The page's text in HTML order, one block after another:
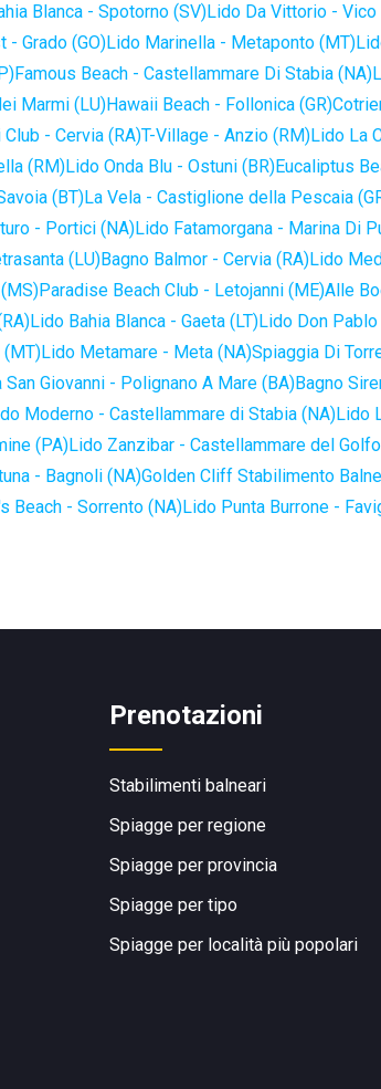
Blanca - Spotorno (SV)Lido Da Vittorio - Vico
- Grado (GO)Lido Marinella - Metaponto (MT)
Famous Beach - Castellammare Di Stabia (NA)
Marmi (LU)Hawaii Beach - Follonica (GR)
Club - Cervia (RA)T-Village - Anzio (RM)Lido La
(RM)Lido Onda Blu - Ostuni (BR)Eucaliptus
(BT)La Vela - Castiglione della Pescaia
- Portici (NA)Lido Fatamorgana - Marina Di
(LU)Bagno Balmor - Cervia (RA)Lido
Paradise Beach Club - Letojanni (ME)Alle
Lido Bahia Blanca - Gaeta (LT)Lido Don
(MT)Lido Metamare - Meta (NA)Spiaggia Di
San Giovanni - Polignano A Mare (BA)Bagno
Moderno - Castellammare di Stabia (NA)Lido
(PA)Lido Zanzibar - Castellammare del
- Bagnoli (NA)Golden Cliff Stabilimento
Beach - Sorrento (NA)Lido Punta Burrone -
Prenotazioni
Stabilimenti balneari
Spiagge per regione
Spiagge per provincia
Spiagge per tipo
Spiagge per località più popolari